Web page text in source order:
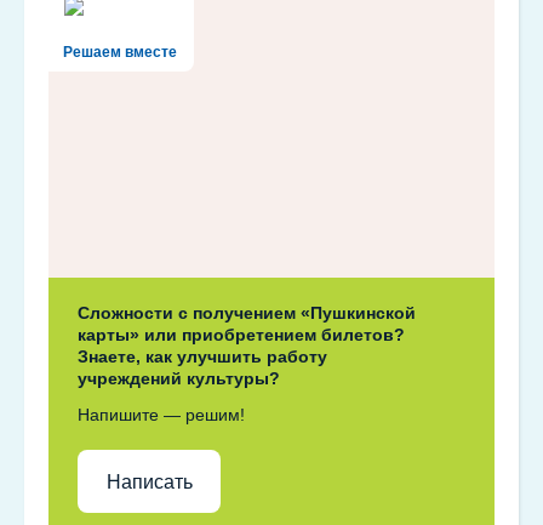
Решаем вместе
Сложности с получением «Пушкинской
карты» или приобретением билетов?
Знаете, как улучшить работу
учреждений культуры?
Напишите — решим!
Написать